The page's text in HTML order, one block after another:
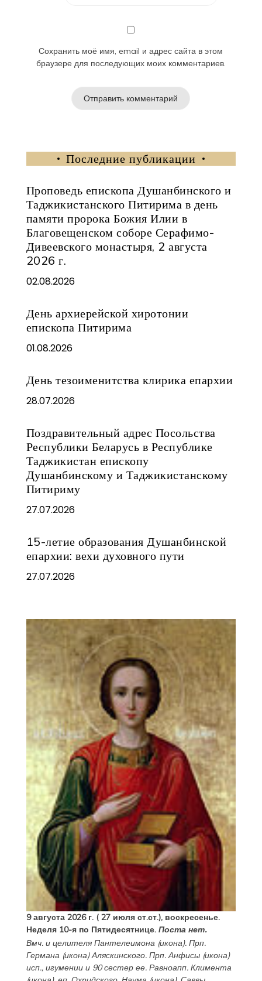
Сохранить моё имя, email и адрес сайта в этом
браузере для последующих моих комментариев.
Последние публикации
Проповедь епископа Душанбинского и
Таджикистанского Питирима в день
памяти пророка Божия Илии в
Благовещенском соборе Серафимо-
Дивеевского монастыря, 2 августа
2026 г.
02.08.2026
День архиерейской хиротонии
епископа Питирима
01.08.2026
День тезоименитства клирика епархии
28.07.2026
Поздравительный адрес Посольства
Республики Беларусь в Республике
Таджикистан епископу
Душанбинскому и Таджикистанскому
Питириму
27.07.2026
15-летие образования Душанбинской
епархии: вехи духовного пути
27.07.2026
9 августа 2026 г. ( 27 июля ст.ст.), воскресенье.
Неделя 10-я по Пятидесятнице. Поста нет.
Вмч. и целителя Пантелеимона(икона). Прп.
Германа(икона) Аляскинского. Прп.Анфисы(икона)
исп., игумении и 90 сестер ее. Равноапп. Климента